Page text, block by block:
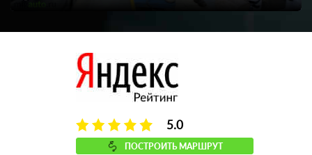
5.0
ПОСТРОИТЬ МАРШРУТ